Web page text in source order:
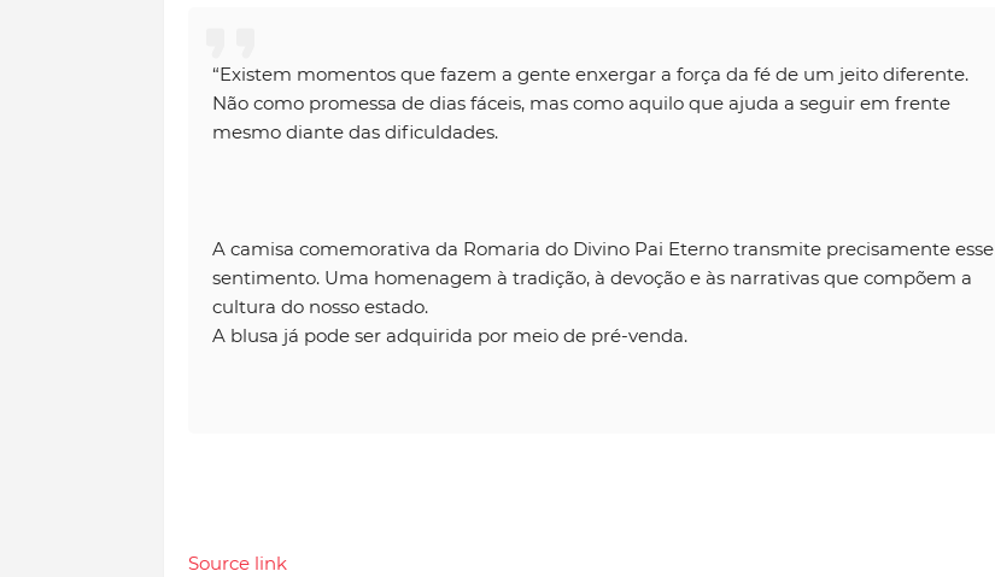
“Existem momentos que fazem a gente enxergar a força da fé de um jeito diferente.
Não como promessa de dias fáceis, mas como aquilo que ajuda a seguir em frente
mesmo diante das dificuldades.
A camisa comemorativa da Romaria do Divino Pai Eterno transmite precisamente esse
sentimento. Uma homenagem à tradição, à devoção e às narrativas que compõem a
cultura do nosso estado.
A blusa já pode ser adquirida por meio de pré-venda.
Source link